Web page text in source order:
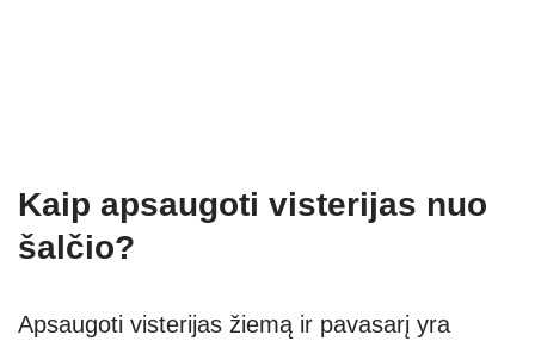
Kaip apsaugoti visterijas nuo
šalčio?
Apsaugoti visterijas žiemą ir pavasarį yra